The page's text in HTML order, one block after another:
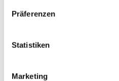
Präferenzen
Statistiken
Marketing